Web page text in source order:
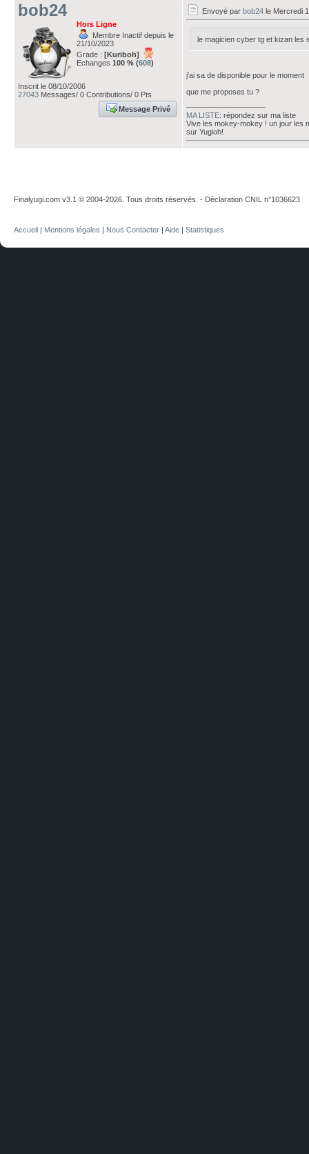
bob24
Hors Ligne
Membre Inactif depuis le
21/10/2023
Grade : [Kuriboh]
Echanges 100 % (608)
Inscrit le 08/10/2006
27043 Messages/ 0 Contributions/ 0 Pts
Message Privé
Envoyé par bob24 le Mercredi
le magicien cyber tg et kizan les
j'ai sa de disponible pour le moment
que me proposes tu ?
MA LISTE: répondez sur ma liste
Vive les mokey-mokey ! un jour les
sur Yugioh!
Finalyugi.com v3.1 © 2004-2026. Tous droits réservés. - Déclaration CNIL n°1036623
Accueil | Mentions légales | Nous Contacter | Aide | Statistiques